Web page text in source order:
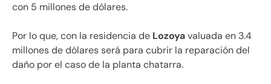
con 5 millones de dólares.
Por lo que, con la residencia de Lozoyavaluada en 3.4
millones de dólares será para cubrir la reparación del
daño por el caso de la planta chatarra.